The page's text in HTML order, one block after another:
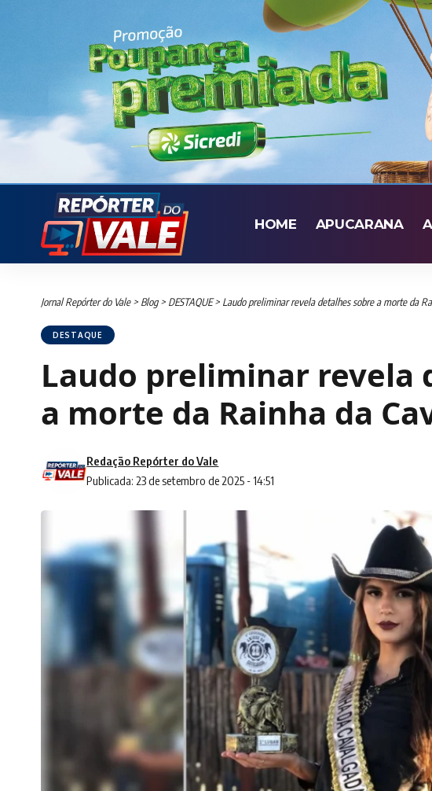
HOME APUCARANA
Jornal Repórter do Vale> Blog> DESTAQUE> Laudo preliminar revela detalhes sobre a morte da
DESTAQUE
Laudo preliminar revela
a morte da Rainha da
Publicada: 23 de setembro de 2025 - 14:51
Redação Repórter do Vale